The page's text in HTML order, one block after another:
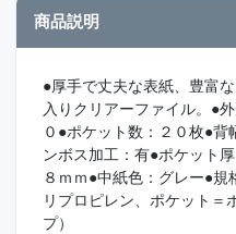
商品説明
●厚手で丈夫な表紙、豊富
入りクリアーファイル。●
０●ポケット数：２０枚●
ンボス加工：有●ポケット
８ｍｍ●中紙色：グレー●
リプロピレン、ポケット＝
プ）